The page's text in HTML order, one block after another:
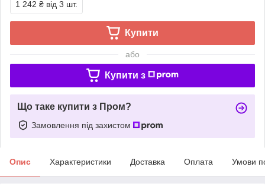
1 242 ₴ від 3 шт.
Купити
або
Купити з
Що таке купити з Пром?
Замовлення під захистом
Опис Характеристики Доставка Оплата Умови